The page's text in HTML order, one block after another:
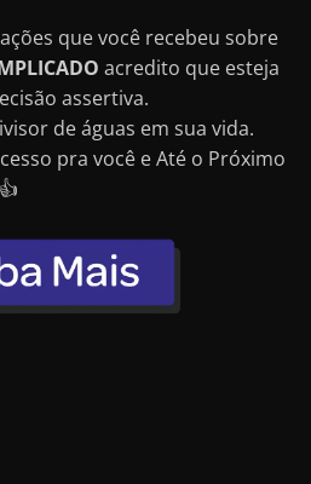
que você recebeu sobre
acredito que esteja
assertiva.
de águas em sua vida.
pra você e Até o Próximo